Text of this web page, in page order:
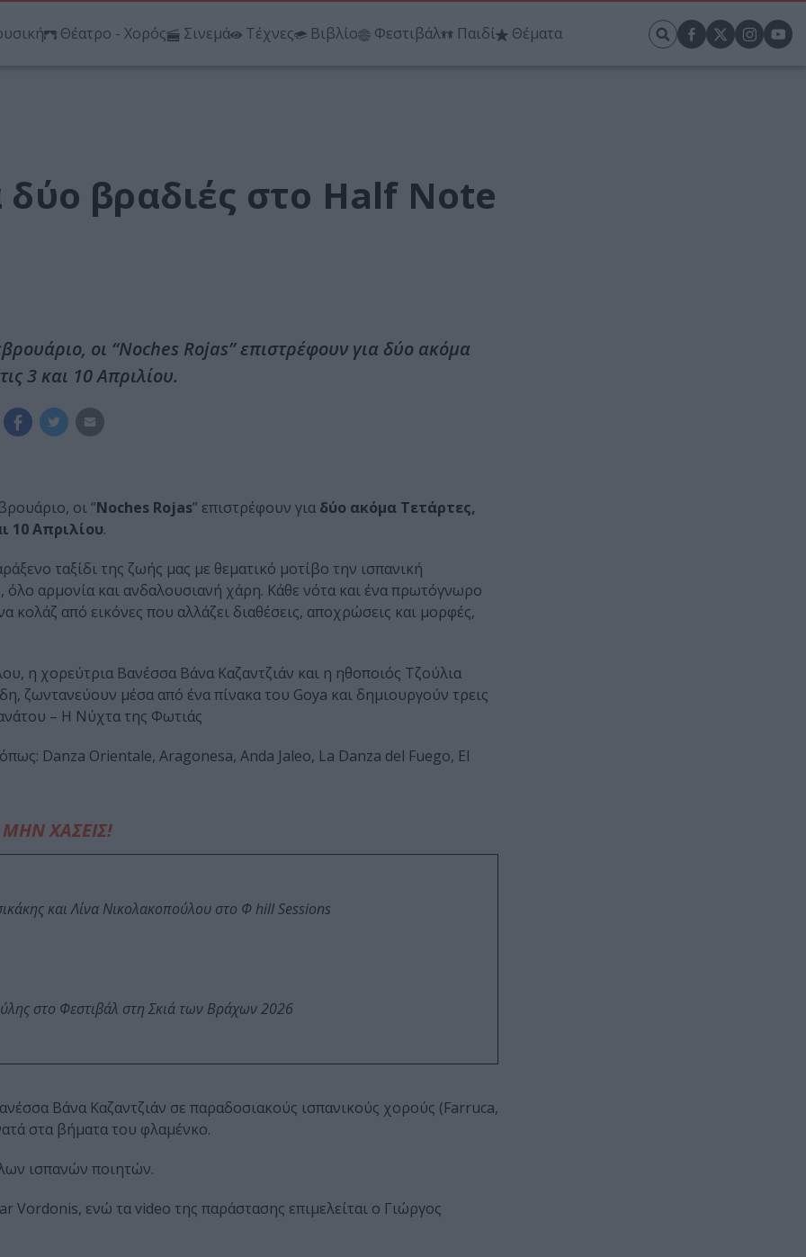
Θέατρο - Χορός Σινεμά Τέχνες Βιβλίο Φεστιβάλ Παιδί Θέματα
βραδιές στο Half Note
οι “Noches Rojas” επιστρέφουν για δύο ακόμα
3 και 10 Απριλίου.
οι “Noches Rojas” επιστρέφουν για δύο ακόμα Τετάρτες,
10 Απριλίου.
ταξίδι της ζωής μας με θεματικό μοτίβο την ισπανική
αρμονία και ανδαλουσιανή χάρη. Κάθε νότα και ένα πρωτόγνωρο
κολάζ από εικόνες που αλλάζει διαθέσεις, αποχρώσεις και μορφές,
η χορεύτρια Βανέσσα Βάνα Καζαντζιάν και η ηθοποιός Τζούλια
ζωντανεύουν μέσα από ένα πίνακα του Goya και δημιουργούν τρεις
– Η Νύχτα της Φωτιάς
Danza Orientale, Aragonesa, Anda Jaleo, La Danza del Fuego, El
ΜΗΝ ΧΑΣΕΙΣ!
και Λίνα Νικολακοπούλου στο Φ hill Sessions
στο Φεστιβάλ στη Σκιά των Βράχων 2026
Βάνα Καζαντζιάν σε παραδοσιακούς ισπανικούς χορούς (Farruca,
στα βήματα του φλαμένκο.
ισπανών ποιητών.
Vordonis, ενώ τα video της παράστασης επιμελείται ο Γιώργος